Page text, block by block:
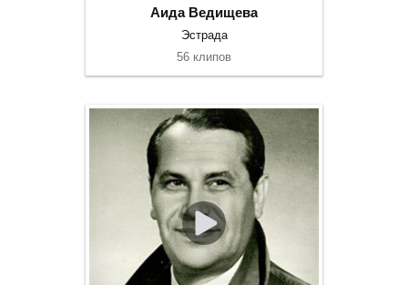
Аида Ведищева
Эстрада
56 клипов